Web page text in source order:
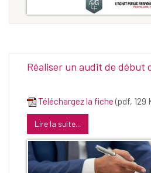
Réaliser un audit de début
Téléchargez la fiche (pdf, 129
Lire la suite...